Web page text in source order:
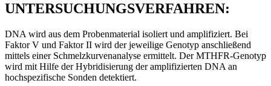
UNTERSUCHUNGSVERFAHREN:
DNA wird aus dem Probenmaterial isoliert und amplifiziert. Bei
Faktor V und Faktor II wird der jeweilige Genotyp anschließend
mittels einer Schmelzkurvenanalyse ermittelt. Der MTHFR-Genotyp
wird mit Hilfe der Hybridisierung der amplifizierten DNA an
hochspezifische Sonden detektiert.